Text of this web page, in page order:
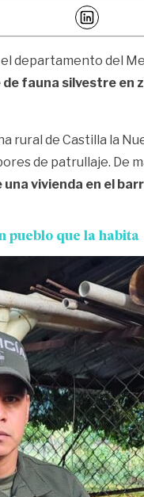
departamento del
fauna silvestre en
rural de Castilla la
de patrullaje. De
vivienda en el
pueblo que la habita